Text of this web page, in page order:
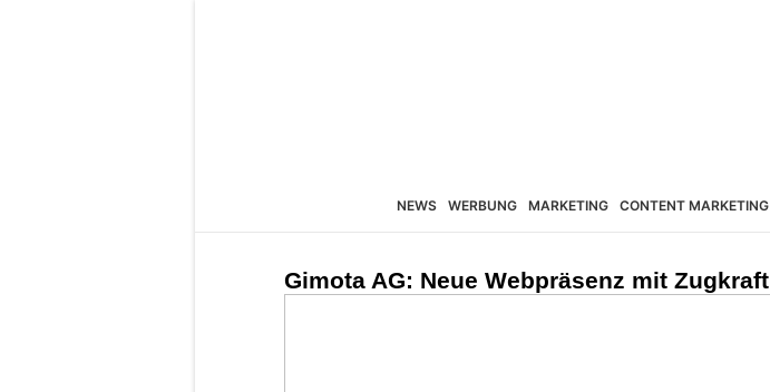
NEWS WERBUNG MARKETING CONTENT MARKETING
Gimota AG: Neue Webpräsenz mit Zugkraft